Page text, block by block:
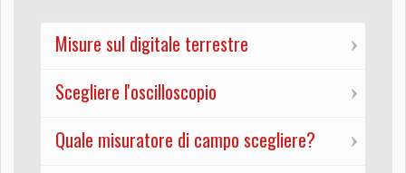
Misure sul digitale terrestre
Scegliere l'oscilloscopio
Quale misuratore di campo scegliere?